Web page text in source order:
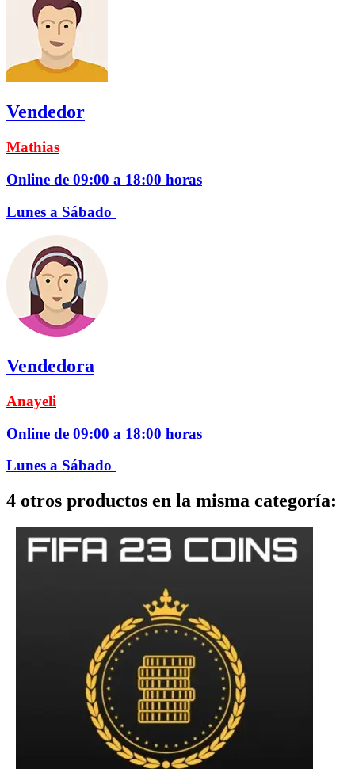
Vendedor
Mathias
Online de 09:00 a 18:00 horas
Lunes a Sábado
Vendedora
Anayeli
Online de 09:00 a 18:00 horas
Lunes a Sábado
4 otros productos en la misma categoría: